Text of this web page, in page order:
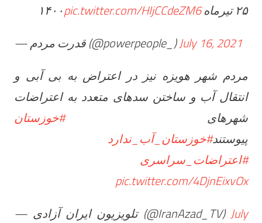
۲۵ تیرماه ۱۴۰۰
pic.twitter.com/HIjCCdeZM6
— قدرت مردم (@powerpeople_)July 16, 2021
مردم شهر هویزه نيز در اعتراض به بى آبى و
انتقال آب و ساختن سدهاى متعدد به اعتراضات
شهرهای#خوزستان
پيوستند#خوزستان_آب_ندارد
#اعتراضات_سراسری
pic.twitter.com/4DjnEixvOx
— تلویزیون ایران آزادی (@IranAzad_TV)July